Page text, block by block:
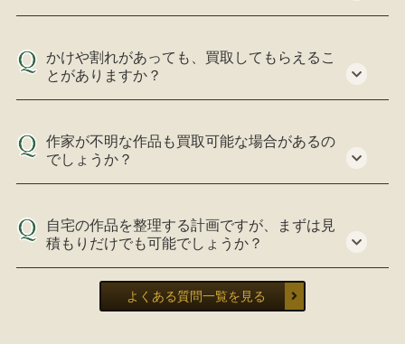
かけや割れがあっても、買取してもらえるこ
とがありますか？
作家が不明な作品も買取可能な場合があるの
でしょうか？
自宅の作品を整理する計画ですが、まずは見
積もりだけでも可能でしょうか？
よくある質問一覧を見る